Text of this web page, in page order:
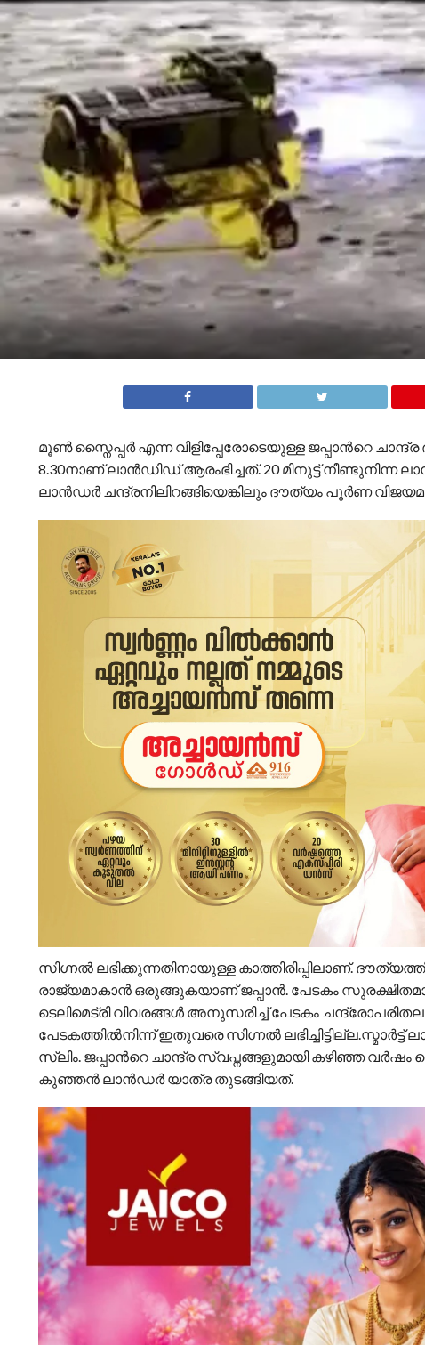
മൂണ്‍ സ്നൈപ്പര്‍ എന്ന വിളിപ്പേരോടെയുള്ള ജപ്പാന്‍റെ
8.30നാണ് ലാന്‍ഡിഡ് ആരംഭിച്ചത്. 20 മിനുട്ട് നീണ്ടുനിന്ന
ലാന്‍ഡര്‍ ചന്ദ്രനിലിറങ്ങിയെങ്കിലും ദൗത്യം പൂര്‍ണ
സിഗ്നല്‍ ലഭിക്കുന്നതിനായുള്ള കാത്തിരിപ്പിലാണ്.
രാജ്യമാകാന്‍ ഒരുങ്ങുകയാണ് ജപ്പാന്‍. പേടകം
ടെലിമെട്രി വിവരങ്ങള്‍ അനുസരിച്ച് പേടകം
പേടകത്തില്‍നിന്ന് ഇതുവരെ സിഗ്നല്‍
സ്ലിം. ജപ്പാന്‍റെ ചാന്ദ്ര സ്വപ്നങ്ങളുമായി കഴിഞ്ഞ
കുഞ്ഞന്‍ ലാന്‍ഡര്‍ യാത്ര തുടങ്ങിയത്.